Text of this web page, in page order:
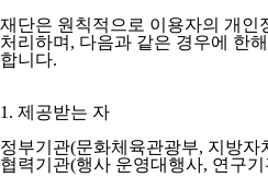
재단은 원칙적으로 이용자의 개인
처리하며, 다음과 같은 경우에 한
합니다.
1. 제공받는 자
정부기관(문화체육관광부, 지방자
협력기관(행사 운영대행사, 연구